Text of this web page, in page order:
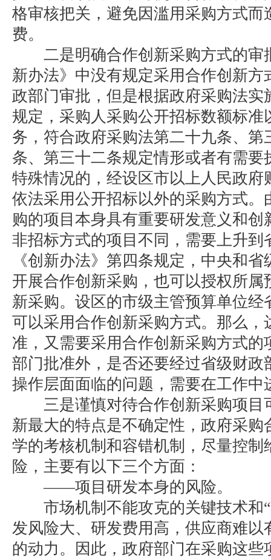
格审核把关，避免因滥用采购方式而
费。
二是明确合作创新采购方式的审
新办法》中没有规定采用合作创新方
政部门审批，但是根据政府采购法实
规定，采购人采购公开招标数额标准
务，符合政府采购法第二十九条、第
条、第三十二条规定情形或者有需要
特殊情况的，经设区市以上人民政府
依法采用公开招标以外的采购方式。
购的项目本身具有重要研发意义和创
非招标方式的项目不同，需要上升到
《创新办法》第四条规定，中央和
开展合作创新采购，也可以授权所属
新采购。设区的市级主管预算单位经
可以采用合作创新采购方式。那么，
准，又需要采用合作创新采购方式的
部门批准外，是否还要经过省级财政
操作层面面临的问题，需要在工作中
三是谨慎对待合作创新采购项目
新最大的特点是不确定性，政府采购
学的考核机制和容错机制，尽量控制
险，主要有以下三个方面：
——项目研发本身的风险。
市场机制不能攻克的关键技术和“
发风险大、研发费用高，供应商难以
的动力。因此，政府部门在采购这些